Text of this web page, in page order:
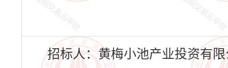
招标人：黄梅小池产业投资有限